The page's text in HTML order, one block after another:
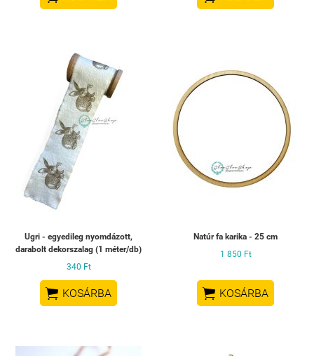
Ugri - egyedileg nyomdázott,
darabolt dekorszalag (1 méter/db)
340 Ft
 KOSÁRBA
Natúr fa karika - 25 cm
1 850 Ft
 KOSÁRBA